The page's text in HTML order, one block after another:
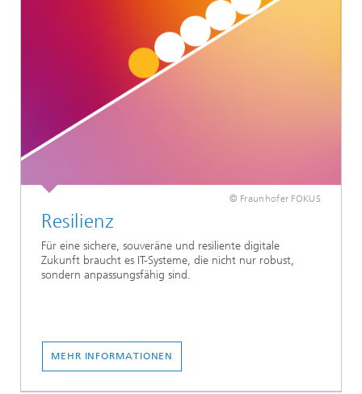
© Fraunhofer FOKUS
Resilienz
Für eine sichere, souveräne und resiliente digitale
Zukunft braucht es IT-Systeme, die nicht nur robust,
sondern anpassungsfähig sind.
MEHR INFORMATIONEN